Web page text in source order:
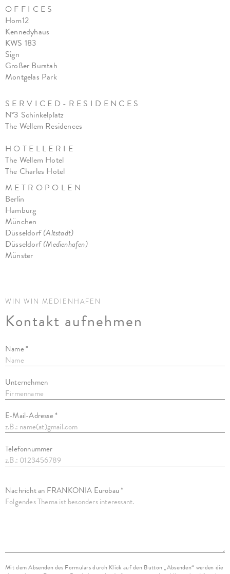
O F F I C E S
Hom12
Kennedyhaus
KWS 183
Sign
Großer Burstah
Montgelas Park
S E R V I C E D - R E S I D E N C E S
N°3 Schinkelplatz
The Wellem Residences
H O T E L L E R I E
The Wellem Hotel
The Charles Hotel
M E T R O P O L E N
Berlin
Hamburg
München
Düsseldorf(Altstadt)
Düsseldorf(Medienhafen)
Münster
WIN WIN MEDIENHAFEN
Kontakt aufnehmen
Name *
Unternehmen
E-Mail-Adresse *
Telefonnummer
Nachricht an FRANKONIA Eurobau *
Mit dem Absenden des Formulars durch Klick auf den Button „Absenden“ werden die